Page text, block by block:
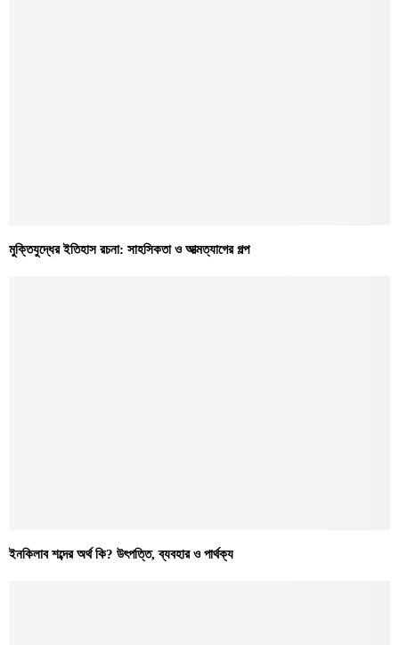
মুক্তিযুদ্ধের ইতিহাস রচনা: সাহসিকতা ও আত্মত্যাগের গল্প
ইনকিলাব শব্দের অর্থ কি? উৎপত্তি, ব্যবহার ও পার্থক্য